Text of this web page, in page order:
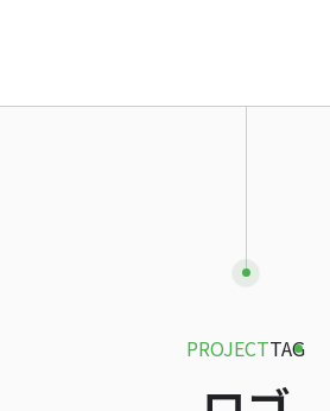
CONTACT
PROJECTTAG